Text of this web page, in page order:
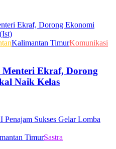
Kalimantan TimurKomunikasi
Ekraf, Dorong
Naik Kelas
TimurSastra